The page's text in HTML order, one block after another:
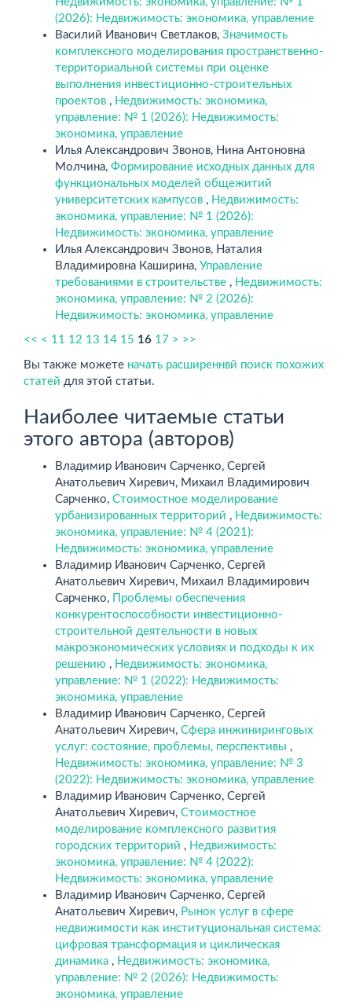
(2026): Недвижимость: экономика, управление
Василий Иванович Светлаков, Значимость
комплексного моделирования пространственно-
территориальной системы при оценке
выполнения инвестиционно-строительных
проектов , Недвижимость: экономика,
управление: № 1 (2026): Недвижимость:
экономика, управление
Илья Александрович Звонов, Нина Антоновна
Молчина, Формирование исходных данных для
функциональных моделей общежитий
университетских кампусов , Недвижимость:
экономика, управление: № 1 (2026):
Недвижимость: экономика, управление
Илья Александрович Звонов, Наталия
Владимировна Каширина, Управление
требованиями в строительстве , Недвижимость:
экономика, управление: № 2 (2026):
Недвижимость: экономика, управление
<< < 11 12 13 14 15 16 17 > >>
Вы также можете начать расширеннвй поиск похожих
статей для этой статьи.
Наиболее читаемые статьи
этого автора (авторов)
Владимир Иванович Сарченко, Сергей
Анатольевич Хиревич, Михаил Владимирович
Сарченко, Стоимостное моделирование
урбанизированных территорий , Недвижимость:
экономика, управление: № 4 (2021):
Недвижимость: экономика, управление
Владимир Иванович Сарченко, Сергей
Анатольевич Хиревич, Михаил Владимирович
Сарченко,
Проблемы обеспечения
конкурентоспособности инвестиционно-
строительной деятельности в новых
макроэкономических условиях и подходы к их
решению , Недвижимость: экономика,
управление: № 1 (2022): Недвижимость:
экономика, управление
Владимир Иванович Сарченко, Сергей
Анатольевич Хиревич, Сфера инжиниринговых
услуг: состояние, проблемы, перспективы ,
Недвижимость: экономика, управление: № 3
(2022): Недвижимость: экономика, управление
Владимир Иванович Сарченко, Сергей
Анатольевич Хиревич, Стоимостное
моделирование комплексного развития
городских территорий , Недвижимость:
экономика, управление: № 4 (2022):
Недвижимость: экономика, управление
Владимир Иванович Сарченко, Сергей
Анатольевич Хиревич, Рынок услуг в сфере
недвижимости как институциональная система:
цифровая трансформация и циклическая
динамика , Недвижимость: экономика,
управление: № 2 (2026): Недвижимость:
экономика, управление